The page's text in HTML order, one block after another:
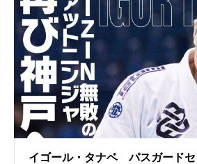
イゴール・タナベ パスガード